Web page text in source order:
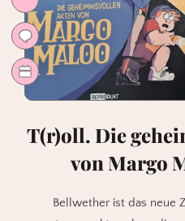
T(r)oll. Die
von Margo
Bellwether ist das neue